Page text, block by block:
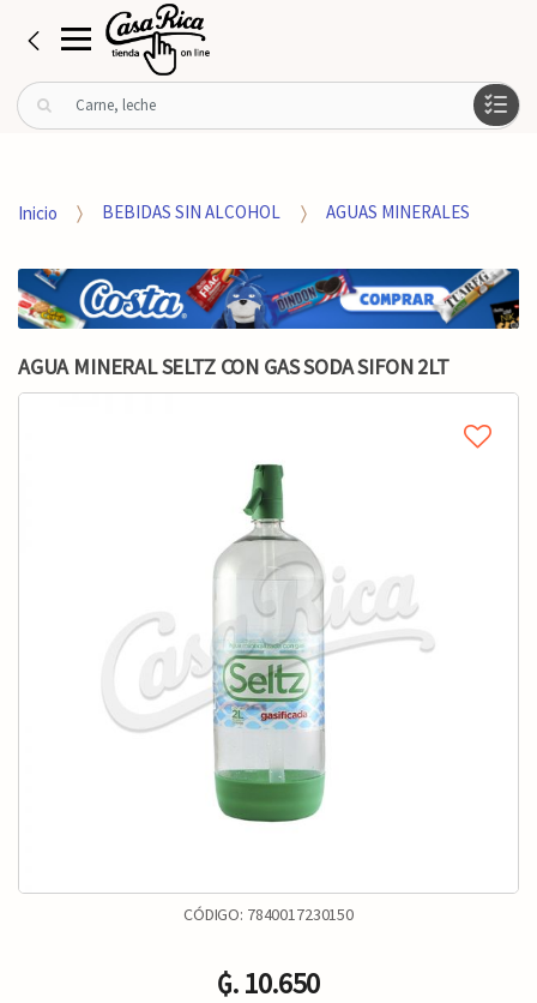
B
u
r
o
r
:
Inicio BEBIDAS SIN ALCOHOL AGUAS MINERALES
AGUA MINERAL SELTZ CON GAS SODA SIFON 2LT
CÓDIGO: 7840017230150
₲. 10.650